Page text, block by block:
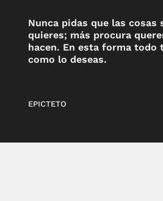
Nunca pidas que las cosas
quieres; más procura
hacen. En esta forma todo
como lo deseas.
EPICTETO